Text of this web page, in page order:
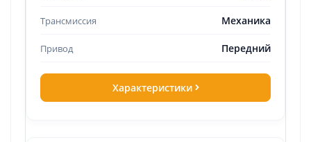
Механика
Передний
Характеристики